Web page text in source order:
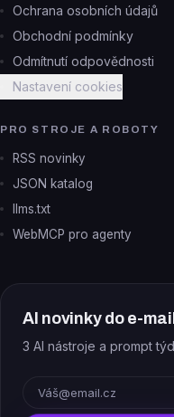
Ochrana osobních údajů
Obchodní podmínky
Odmítnutí odpovědnosti
Nastavení cookies
PRO STROJE A ROBOTY
RSS novinky
JSON katalog
llms.txt
WebMCP pro agenty
AI novinky do e-
3 AI nástroje a prompt